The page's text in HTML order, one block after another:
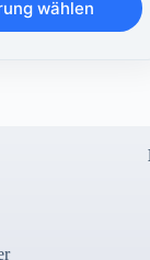
wählen